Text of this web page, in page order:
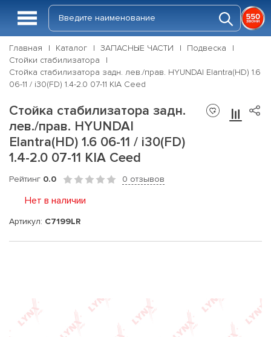
Главная Каталог ЗАПАСНЫЕ ЧАСТИ
Подвеска
Стойки стабилизатора
Стойка стабилизатора задн. лев./прав. HYUNDAI Elantra(HD) 1.6
06-11 / i30(FD) 1.4-2.0 07-11 KIA Ceed
Стойка стабилизатора задн.
лев./прав. HYUNDAI
Elantra(HD) 1.6 06-11 / i30(FD)
1.4-2.0 07-11 KIA Ceed
Рейтинг 0.0 0 отзывов
Нет в наличии
Артикул: C7199LR